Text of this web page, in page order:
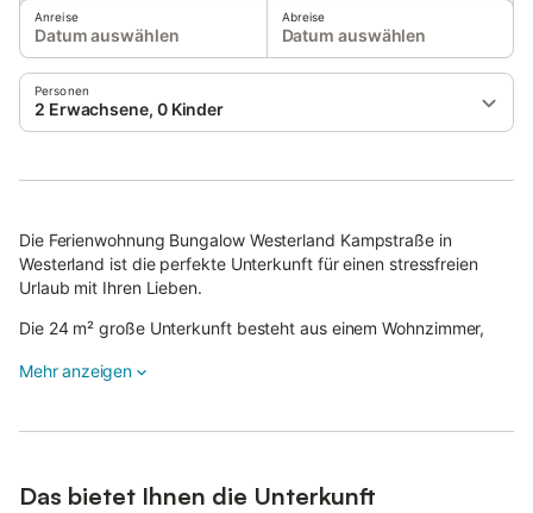
Anreise
Datum auswählen
Abreise
Datum auswählen
Personen
2 Erwachsene, 0 Kinder
Die Ferienwohnung Bungalow Westerland Kampstraße in
Westerland ist die perfekte Unterkunft für einen stressfreien
Urlaub mit Ihren Lieben.
Die 24 m² große Unterkunft besteht aus einem Wohnzimmer,
Platz für 2 Personen.
Garten und Terrasse inklusive Strandkorb.
Mehr anzeigen
Das bietet Ihnen die Unterkunft